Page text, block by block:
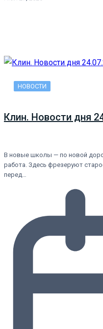
НОВОСТИ
Клин. Новости дня
В новые школы — по новой
работа. Здесь фрезеруют
перед…